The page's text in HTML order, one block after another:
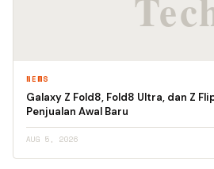
NEWS
Galaxy Z Fold8, Fold8 Ultra, dan Z
Penjualan Awal Baru
AUG 5, 2026